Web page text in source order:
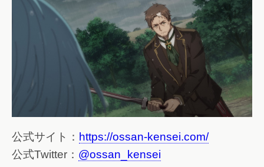
公式サイト： https://ossan-kensei.com/
公式Twitter： @ossan_kensei